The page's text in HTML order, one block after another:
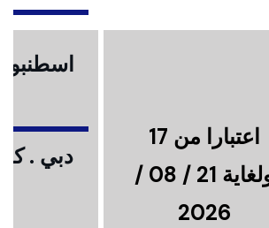
اعتبارا من 17
ولغاية 21 / 08 /
2026
دبي .